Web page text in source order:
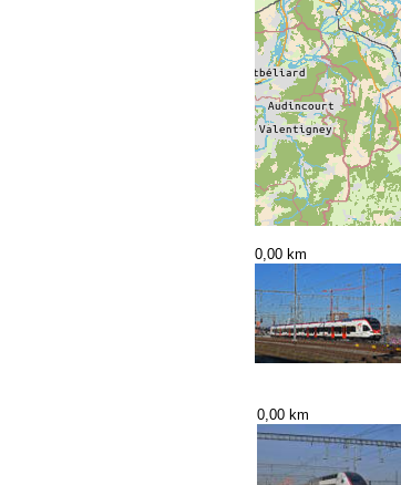
0,00 km
0,00 km